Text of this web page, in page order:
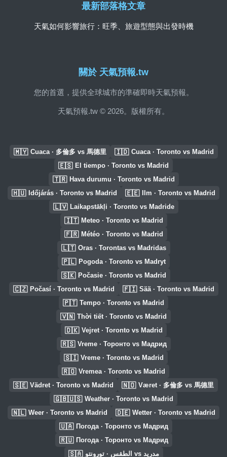
關於 天氣預報.tw
您的首選，提供全球城市的準確即時天氣預報。
天氣預報.tw © 2026。版權所有。
最新部落格文章
天氣如何影響旅行：旺季、旅遊型態與出發時機
🇲🇾 Cuaca · 多倫多 vs 馬德里 🇮🇩 Cuaca · Toronto vs Madrid
🇪🇸 El tiempo · Toronto vs Madrid
🇹🇷 Hava durumu · Toronto vs Madrid
🇭🇺 Időjárás · Toronto vs Madrid 🇪🇪 Ilm · Toronto vs Madrid
🇱🇻 Laikapstākļi · Toronto vs Madride
🇮🇹 Meteo · Toronto vs Madrid
🇫🇷 Météo · Toronto vs Madrid
🇱🇹 Oras · Torontas vs Madridas
🇵🇱 Pogoda · Toronto vs Madryt
🇸🇰 Počasie · Toronto vs Madrid
🇨🇿 Počasí · Toronto vs Madrid 🇫🇮 Sää · Toronto vs Madrid
🇵🇹 Tempo · Toronto vs Madrid
🇻🇳 Thời tiết · Toronto vs Madrid
🇩🇰 Vejret · Toronto vs Madrid
🇷🇸 Vreme · Торонто vs Мадрид
🇸🇮 Vreme · Toronto vs Madrid
🇷🇴 Vremea · Toronto vs Madrid
🇸🇪 Vädret · Toronto vs Madrid 🇳🇴 Været · 多倫多 vs 馬德里
🇬🇧🇺🇸 Weather · Toronto vs Madrid
🇳🇱 Weer · Toronto vs Madrid 🇩🇪 Wetter · Toronto vs Madrid
🇺🇦 Погода · Торонто vs Мадрид
🇷🇺 Погода · Торонто vs Мадрид
🇸🇦 الطقس · تورونتو vs مدريد